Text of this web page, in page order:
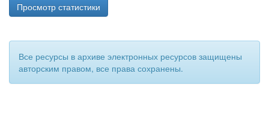
Просмотр статистики
Все ресурсы в архиве электронных ресурсов защищены
авторским правом, все права сохранены.